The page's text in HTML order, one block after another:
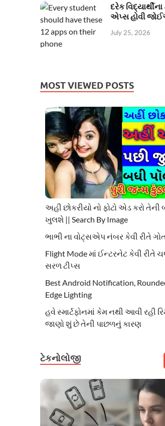
દરેક
એપ્સ હોવી
July 25, 2026
MOST VIEWED POSTS
અહી છોકરીયો નો ફોટો એડ કરો તેની
ખુલશે || Search By Image
ભાભી ના વોટ્સએપ નંબર કેવી રીતે
Flight Mode માં ઈન્ટરનેટ કેવી રીતે
સરળ ટીપ્સ
Best Android Notification,
Edge Lighting
હવે સ્માર્ટફોનમાં કેમ નથી આવી રહી
જાણો શું છે તેની પાછળનું કારણ
ટેકનોલોજી